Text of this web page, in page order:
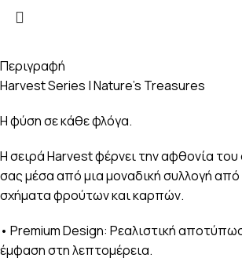
Περιγραφή
Harvest Series | Nature’s Treasures
Η φύση σε κάθε φλόγα.
Η σειρά Harvest φέρνει την αφθονία
σας μέσα από μια μοναδική συλλογή
σχήματα φρούτων και καρπών.
• Premium Design: Ρεαλιστική
έμφαση στη λεπτομέρεια.